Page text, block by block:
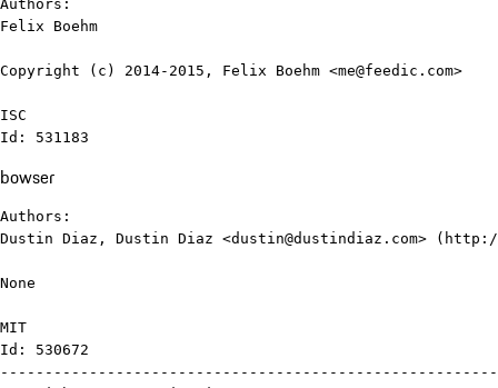
Authors:
Felix Boehm
Copyright (c) 2014-2015, Felix Boehm <me@feedic.com>
ISC
Id: 531183
bowser
Authors:
Dustin Diaz, Dustin Diaz <dustin@dustindiaz.com>
None
MIT
Id: 530672